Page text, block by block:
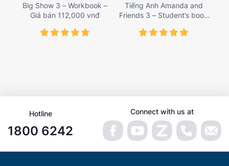
Big Show 3 – Workbook –
Giá bán 112,000 vnđ
Tiếng Anh Amanda and
Friends 3 – Student’s book
Hotline
1800 6242
Connect with us at